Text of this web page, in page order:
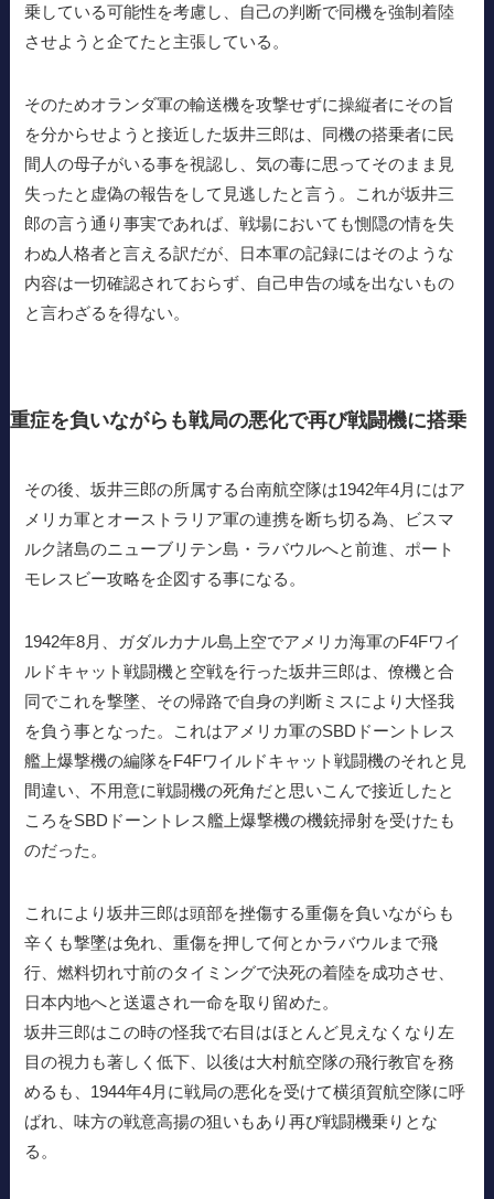
乗している可能性を考慮し、自己の判断で同機を強制着陸
させようと企てたと主張している。
そのためオランダ軍の輸送機を攻撃せずに操縦者にその旨
を分からせようと接近した坂井三郎は、同機の搭乗者に民
間人の母子がいる事を視認し、気の毒に思ってそのまま見
失ったと虚偽の報告をして見逃したと言う。これが坂井三
郎の言う通り事実であれば、戦場においても惻隠の情を失
わぬ人格者と言える訳だが、日本軍の記録にはそのような
内容は一切確認されておらず、自己申告の域を出ないもの
と言わざるを得ない。
重症を負いながらも戦局の悪化で再び戦闘機に搭乗
その後、坂井三郎の所属する台南航空隊は1942年4月にはア
メリカ軍とオーストラリア軍の連携を断ち切る為、ビスマ
ルク諸島のニューブリテン島・ラバウルへと前進、ポート
モレスビー攻略を企図する事になる。
1942年8月、ガダルカナル島上空でアメリカ海軍のF4Fワイ
ルドキャット戦闘機と空戦を行った坂井三郎は、僚機と合
同でこれを撃墜、その帰路で自身の判断ミスにより大怪我
を負う事となった。これはアメリカ軍のSBDドーントレス
艦上爆撃機の編隊をF4Fワイルドキャット戦闘機のそれと見
間違い、不用意に戦闘機の死角だと思いこんで接近したと
ころをSBDドーントレス艦上爆撃機の機銃掃射を受けたも
のだった。
これにより坂井三郎は頭部を挫傷する重傷を負いながらも
辛くも撃墜は免れ、重傷を押して何とかラバウルまで飛
行、燃料切れ寸前のタイミングで決死の着陸を成功させ、
日本内地へと送還され一命を取り留めた。
坂井三郎はこの時の怪我で右目はほとんど見えなくなり左
目の視力も著しく低下、以後は大村航空隊の飛行教官を務
めるも、1944年4月に戦局の悪化を受けて横須賀航空隊に呼
ばれ、味方の戦意高揚の狙いもあり再び戦闘機乗りとな
る。